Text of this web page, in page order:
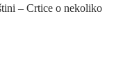
– Crtice o nekoliko